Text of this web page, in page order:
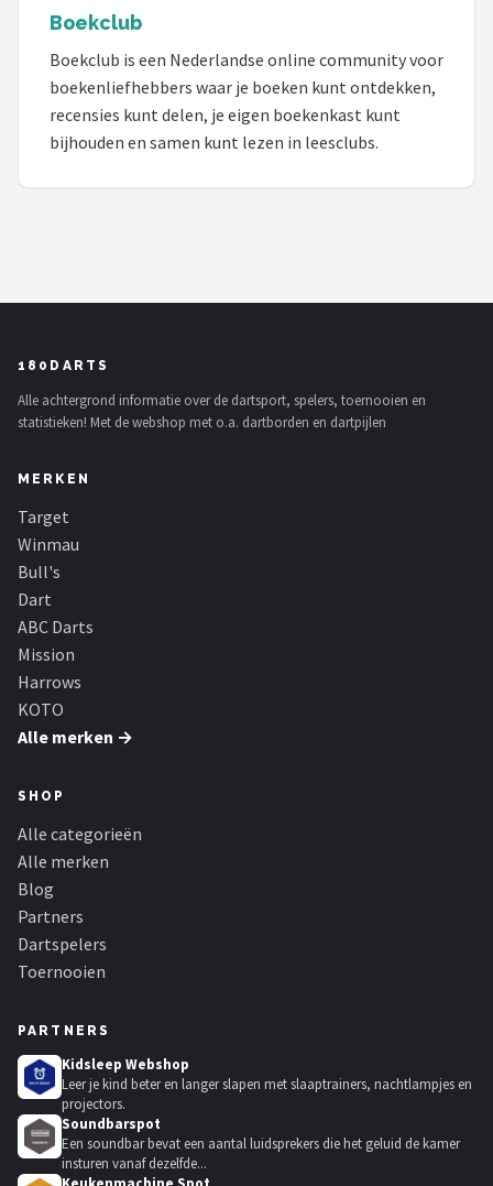
Boekclub
Boekclub is een Nederlandse online community voor
boekenliefhebbers waar je boeken kunt ontdekken,
recensies kunt delen, je eigen boekenkast kunt
bijhouden en samen kunt lezen in leesclubs.
180DARTS
Alle achtergrond informatie over de dartsport, spelers, toernooien en
statistieken! Met de webshop met o.a. dartborden en dartpijlen
MERKEN
Target
Winmau
Bull's
Dart
ABC Darts
Mission
Harrows
KOTO
Alle merken →
SHOP
Alle categorieën
Alle merken
Blog
Partners
Dartspelers
Toernooien
PARTNERS
Kidsleep Webshop
Leer je kind beter en langer slapen met slaaptrainers, nachtlampjes en
projectors.
Soundbarspot
Een soundbar bevat een aantal luidsprekers die het geluid de kamer
insturen vanaf dezelfde...